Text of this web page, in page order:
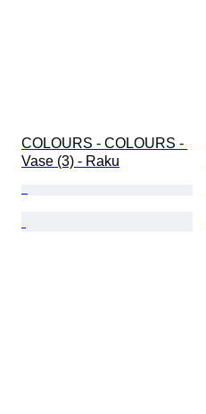
COLOURS - COLOURS -
Vase (3) - Raku